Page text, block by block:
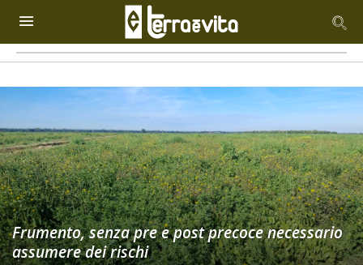
Frumento, senza pre e post precoce necessario
assumere dei rischi